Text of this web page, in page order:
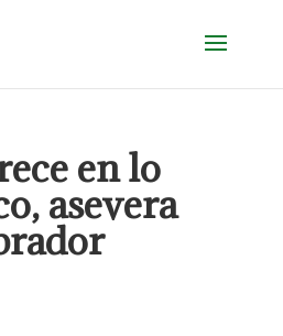
en lo
asevera